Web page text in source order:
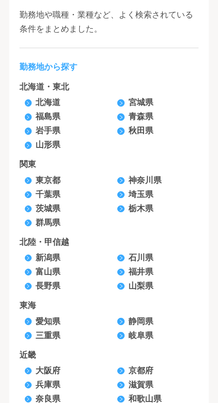
勤務地や職種・業種など、よく検索されている
条件をまとめました。
勤務地から探す
北海道・東北
北海道
宮城県
福島県
青森県
岩手県
秋田県
山形県
関東
東京都
神奈川県
千葉県
埼玉県
茨城県
栃木県
群馬県
北陸・甲信越
新潟県
石川県
富山県
福井県
長野県
山梨県
東海
愛知県
静岡県
三重県
岐阜県
近畿
大阪府
京都府
兵庫県
滋賀県
奈良県
和歌山県